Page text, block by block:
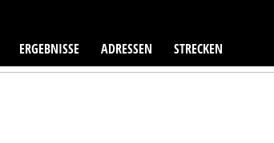
ERGEBNISSE ADRESSEN STRECKEN